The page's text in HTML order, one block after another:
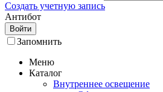
Создать учетную запись
Антибот
Войти
Запомнить
Меню
Каталог
Внутреннее освещение